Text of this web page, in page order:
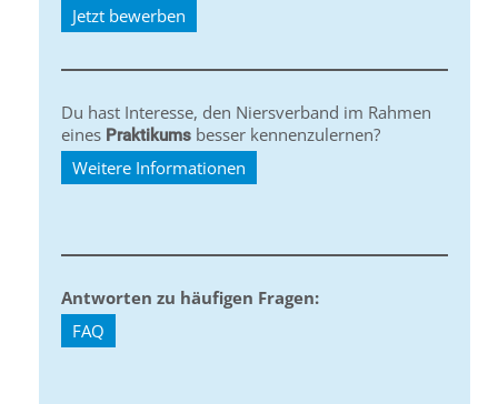
Jetzt bewerben
Du hast Interesse, den Niersverband im Rahmen
eines Praktikums besser kennenzulernen?
Weitere Informationen
Antworten zu häufigen Fragen:
FAQ